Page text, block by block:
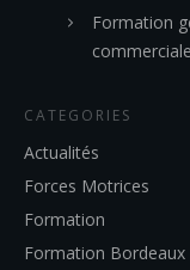
Formation
CATEGORIES
Actualités
Forces Motrices
Formation
Formation Bordeaux